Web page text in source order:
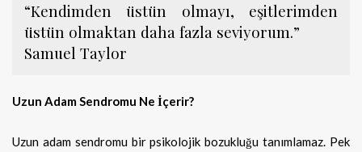
“Kendimden üstün olmayı, eşitlerimden
üstün olmaktan daha fazla seviyorum.”
Samuel Taylor
Uzun Adam Sendromu Ne İçerir?
Uzun adam sendromu bir psikolojik bozukluğu tanımlamaz. Pek